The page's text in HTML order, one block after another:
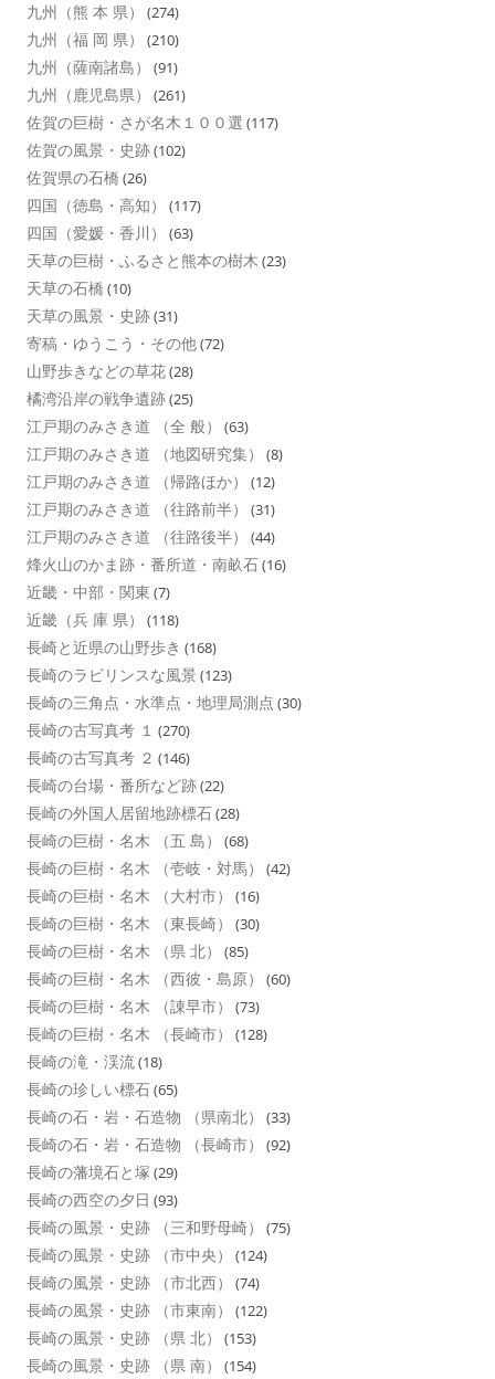
九州（熊 本 県） (274)
九州（福 岡 県） (210)
九州（薩南諸島） (91)
九州（鹿児島県） (261)
佐賀の巨樹・さが名木１００選 (117)
佐賀の風景・史跡(102)
佐賀県の石橋 (26)
四国（徳島・高知） (117)
四国（愛媛・香川） (63)
天草の巨樹・ふるさと熊本の樹木 (23)
天草の石橋 (10)
天草の風景・史跡(31)
寄稿・ゆうこう・その他(72)
山野歩きなどの草花(28)
橘湾沿岸の戦争遺跡(25)
江戸期のみさき道 （全 般） (63)
江戸期のみさき道 （地図研究集） (8)
江戸期のみさき道 （帰路ほか） (12)
江戸期のみさき道 （往路前半） (31)
江戸期のみさき道 （往路後半） (44)
烽火山のかま跡・番所道・南畝石(16)
近畿・中部・関東 (7)
近畿（兵 庫 県） (118)
長崎と近県の山野歩き (168)
長崎のラビリンスな風景 (123)
長崎の三角点・水準点・地理局測点 (30)
長崎の古写真考 １ (270)
長崎の古写真考 ２ (146)
長崎の台場・番所など跡(22)
長崎の外国人居留地跡標石(28)
長崎の巨樹・名木 （五 島） (68)
長崎の巨樹・名木 （壱岐・対馬） (42)
長崎の巨樹・名木 （大村市） (16)
長崎の巨樹・名木 （東長崎） (30)
長崎の巨樹・名木 （県 北） (85)
長崎の巨樹・名木 （西彼・島原） (60)
長崎の巨樹・名木 （諌早市） (73)
長崎の巨樹・名木 （長崎市） (128)
長崎の滝・渓流(18)
長崎の珍しい標石(65)
長崎の石・岩・石造物 （県南北） (33)
長崎の石・岩・石造物 （長崎市） (92)
長崎の藩境石と塚 (29)
長崎の西空の夕日 (93)
長崎の風景・史跡 （三和野母崎） (75)
長崎の風景・史跡 （市中央） (124)
長崎の風景・史跡 （市北西） (74)
長崎の風景・史跡 （市東南） (122)
長崎の風景・史跡 （県 北） (153)
長崎の風景・史跡 （県 南） (154)